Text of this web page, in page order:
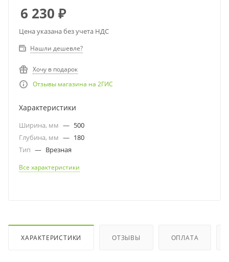
6 230 ₽
Цена указана без учета НДС
Нашли дешевле?
Хочу в подарок
Отзывы магазина на 2ГИС
Характеристики
Ширина, мм — 500
Глубина, мм — 180
Тип — Врезная
Все характеристики
ХАРАКТЕРИСТИКИ ОТЗЫВЫ ОПЛАТА